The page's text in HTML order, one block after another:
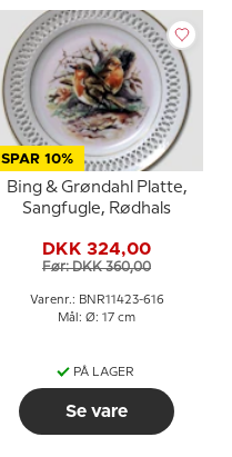
SPAR 10%
Bing & Grøndahl Platte,
Sangfugle, Rødhals
DKK 324,00
Før: DKK 360,00
Varenr.: BNR11423-616
Mål: Ø: 17 cm
PÅ LAGER
Se vare